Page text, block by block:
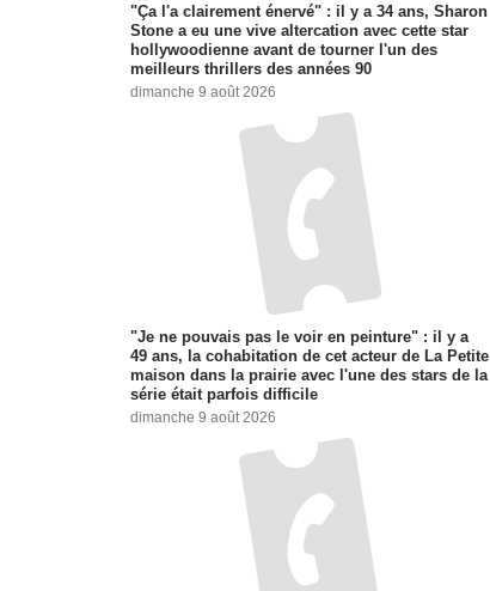
"Ça l'a clairement énervé" : il y a 34 ans, Sharon
Stone a eu une vive altercation avec cette star
hollywoodienne avant de tourner l'un des
meilleurs thrillers des années 90
dimanche 9 août 2026
"Je ne pouvais pas le voir en peinture" : il y a
49 ans, la cohabitation de cet acteur de La Petite
maison dans la prairie avec l'une des stars de la
série était parfois difficile
dimanche 9 août 2026